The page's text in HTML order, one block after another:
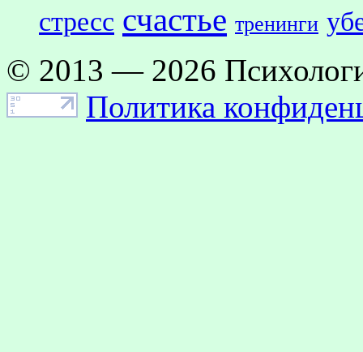
стресс счастье тренинги
© 2013 — 2026
Политика